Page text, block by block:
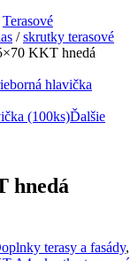
Terasové
/skrutky terasové
KKT hnedá
hlavička
(100ks)Ďalšie
hnedá
terasy a fasády,